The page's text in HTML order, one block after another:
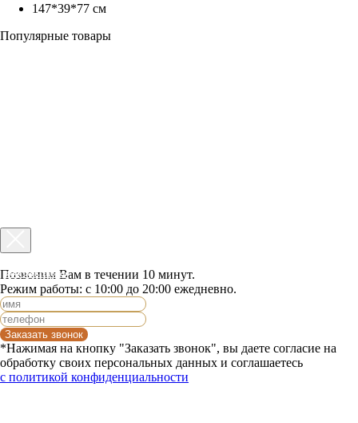
147*39*77 см
Популярные товары
Заказать звонок
Позвоним Вам в течении 10 минут.
Режим работы: с 10:00 до 20:00 ежедневно.
Заказать звонок
*Нажимая на кнопку "Заказать звонок", вы даете согласие на
обработку своих персональных данных и соглашаетесь
с политикой конфиденциальности